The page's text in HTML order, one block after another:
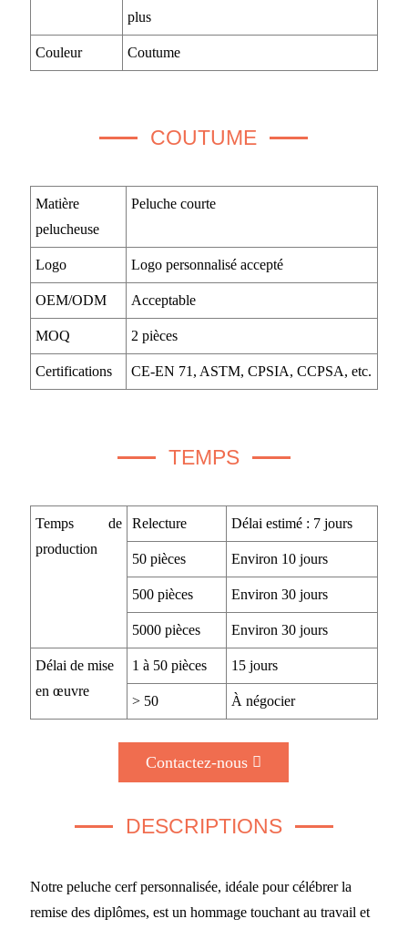
plus
Couleur Coutume
COUTUME
Matière
pelucheuse
Peluche courte
Logo Logo personnalisé accepté
OEM/ODM Acceptable
MOQ 2 pièces
Certifications CE-EN 71, ASTM, CPSIA, CCPSA, etc.
TEMPS
Temps de
production
Relecture Délai estimé : 7 jours
50 pièces Environ 10 jours
500 pièces Environ 30 jours
5000 pièces Environ 30 jours
Délai de mise
en œuvre
1 à 50 pièces 15 jours
> 50 À négocier
Contactez-nous
DESCRIPTIONS
Notre peluche cerf personnalisée, idéale pour célébrer la
remise des diplômes, est un hommage touchant au travail et